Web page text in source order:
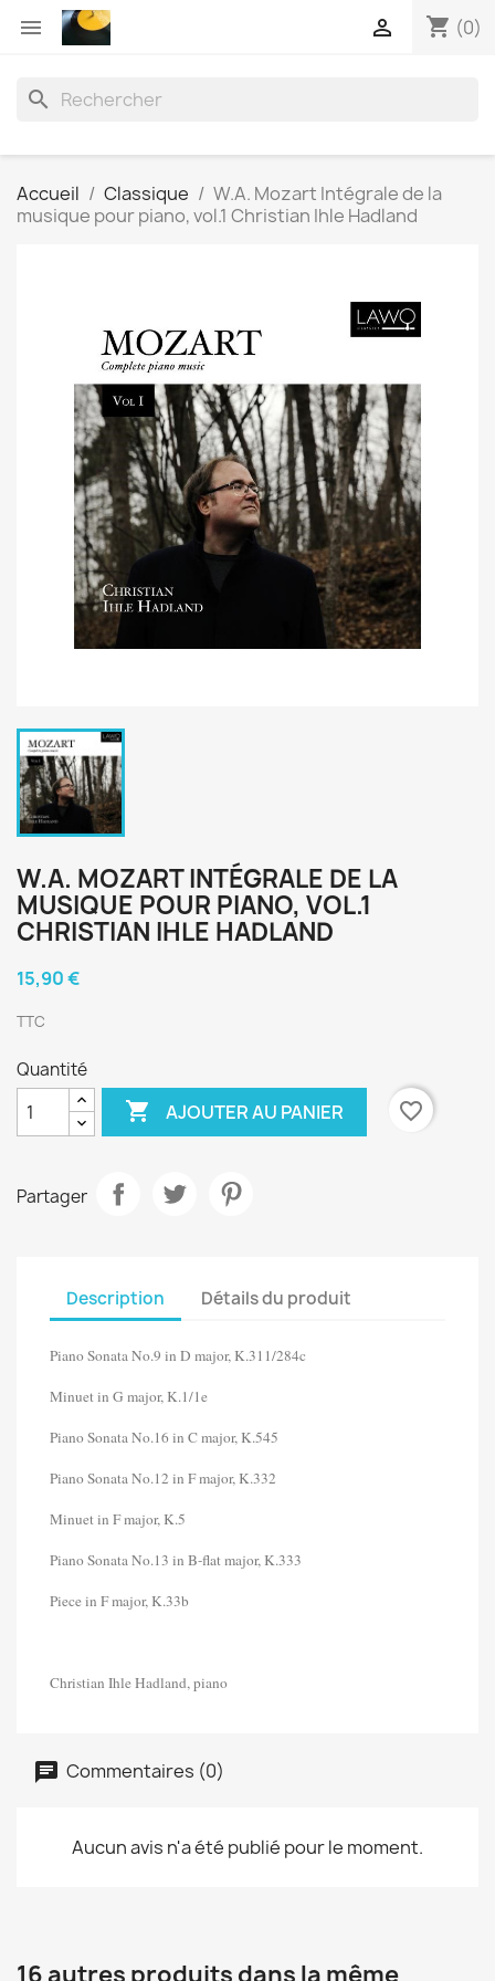
 shopping_cart (0)

search
Accueil Classique
W.A. Mozart Intégrale de la
musique pour piano, vol.1 Christian Ihle Hadland
W.A. MOZART INTÉGRALE DE LA
MUSIQUE POUR PIANO, VOL.1
CHRISTIAN IHLE HADLAND
15,90 €
TTC
Quantité
 AJOUTER AU PANIER favorite_border
Partager
Description Détails du produit
Piano Sonata No.9 in D major, K.311/284c
Minuet in G major, K.1/1e
Piano Sonata No.16 in C major, K.545
Piano Sonata No.12 in F major, K.332
Minuet in F major, K.5
Piano Sonata No.13 in B-flat major, K.333
Piece in F major, K.33b
Christian Ihle Hadland, piano
Commentaires (0)
Aucun avis n'a été publié pour le moment.